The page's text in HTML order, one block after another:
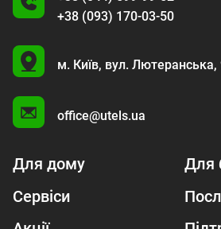
+38 (093) 170-03-50
U
м. Київ, вул. Лютеранська,
office@utels.ua
Для дому
Для
Сервіси